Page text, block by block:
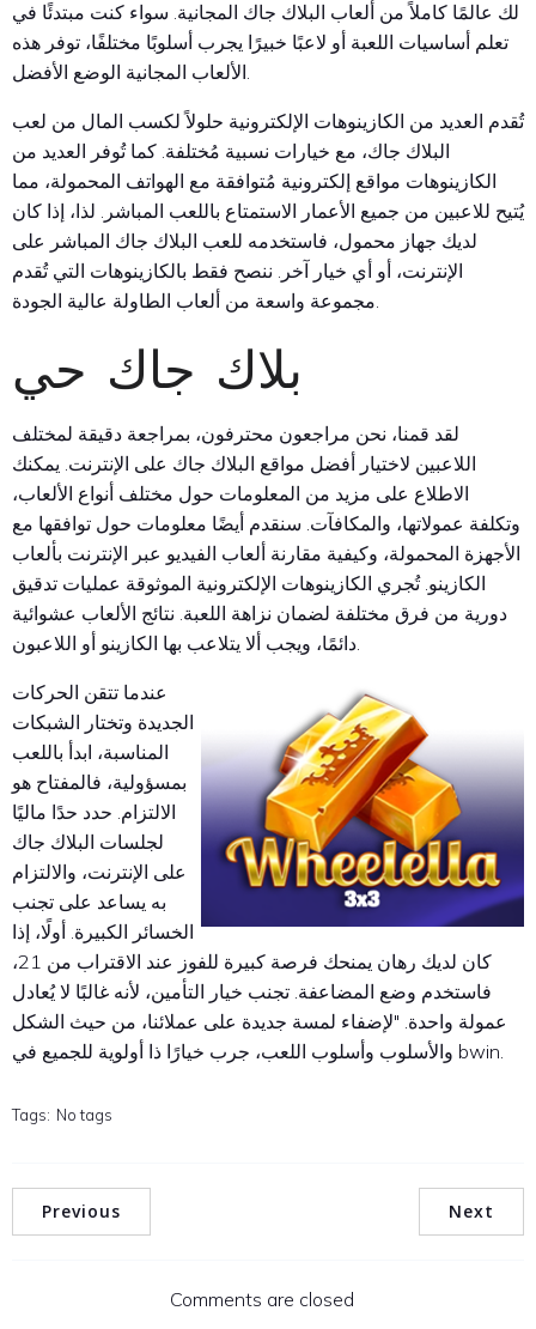
لك عالمًا كاملاً من ألعاب البلاك جاك المجانية. سواء كنت مبتدئًا في
تعلم أساسيات اللعبة أو لاعبًا خبيرًا يجرب أسلوبًا مختلفًا، توفر هذه
تُقدم العديد من الكازينوهات الإلكترونية حلولاً لكسب المال من لعب
البلاك جاك، مع خيارات نسبية مُختلفة. كما تُوفر العديد من
الكازينوهات مواقع إلكترونية مُتوافقة مع الهواتف المحمولة، مما
يُتيح للاعبين من جميع الأعمار الاستمتاع باللعب المباشر. لذا، إذا كان
لديك جهاز محمول، فاستخدمه للعب البلاك جاك المباشر على
الإنترنت، أو أي خيار آخر. ننصح فقط بالكازينوهات التي تُقدم
بلاك جاك حي
لقد قمنا، نحن مراجعون محترفون، بمراجعة دقيقة لمختلف
اللاعبين لاختيار أفضل مواقع البلاك جاك على الإنترنت. يمكنك
الاطلاع على مزيد من المعلومات حول مختلف أنواع الألعاب،
وتكلفة عمولاتها، والمكافآت. سنقدم أيضًا معلومات حول توافقها مع
الأجهزة المحمولة، وكيفية مقارنة ألعاب الفيديو عبر الإنترنت بألعاب
الكازينو. تُجري الكازينوهات الإلكترونية الموثوقة عمليات تدقيق
دورية من فرق مختلفة لضمان نزاهة اللعبة. نتائج الألعاب عشوائية
دائمًا، ويجب ألا يتلاعب بها الكازينو أو اللاعبون.
عندما تتقن الحركات
الجديدة وتختار الشبكات
المناسبة، ابدأ باللعب
بمسؤولية، فالمفتاح هو
الالتزام. حدد حدًا ماليًا
لجلسات البلاك جاك
على الإنترنت، والالتزام
به يساعد على تجنب
الخسائر الكبيرة. أولًا، إذا
كان لديك رهان يمنحك فرصة كبيرة للفوز عند الاقتراب من 21،
فاستخدم وضع المضاعفة. تجنب خيار التأمين، لأنه غالبًا لا يُعادل
عمولة واحدة. "لإضفاء لمسة جديدة على عملائنا، من حيث الشكل
والأسلوب وأسلوب اللعب، جرب خيارًا ذا أولوية للجميع في bwin.
Tags: No tags
Previous Next
Comments are closed